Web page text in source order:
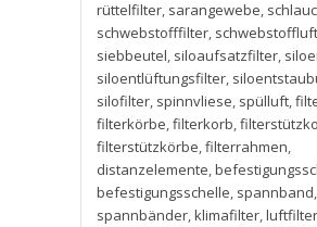
rüttelfilter, sarangewebe,
schwebstofffilter,
siebbeutel, siloaufsatzfilter,
siloentlüftungsfilter,
silofilter, spinnvliese, spülluft,
filterkörbe,filterkorb,
filterstützkörbe,filterrahmen,
distanzelemente,
befestigungsschelle, spannband,
spannbänder,klimafilter,